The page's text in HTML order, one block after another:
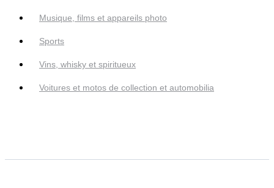
Musique, films et appareils photo
Sports
Vins, whisky et spiritueux
Voitures et motos de collection et automobilia